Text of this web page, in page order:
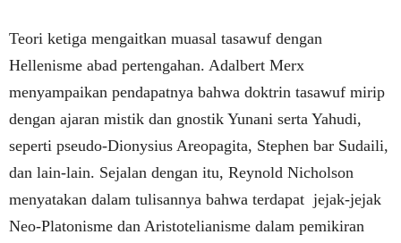
Teori ketiga mengaitkan muasal tasawuf dengan
Hellenisme abad pertengahan. Adalbert Merx
menyampaikan pendapatnya bahwa doktrin tasawuf mirip
dengan ajaran mistik dan gnostik Yunani serta Yahudi,
seperti pseudo-Dionysius Areopagita, Stephen bar Sudaili,
dan lain-lain. Sejalan dengan itu, Reynold Nicholson
menyatakan dalam tulisannya bahwa terdapat jejak-jejak
Neo-Platonisme dan Aristotelianisme dalam pemikiran